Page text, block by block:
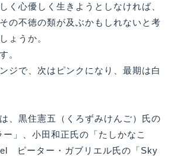
く心優しく生きようとしなければ、
の不徳の類が及ぶかもしれないと考
ょうか。
。
ジで、次はピンクになり、最期は白
、黒住憲五（くろずみけんご）氏の
」、小田和正氏の「たしかなこ
ピーター・ガブリエル氏の「Sky